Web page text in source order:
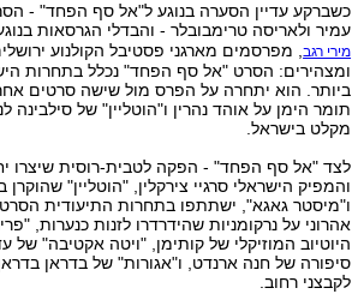
כשברקע עדיין הסערה בנוגע ל"אל סף הפחד" -
עמיר ולאריסה טרימבובלר - והבדלי הגרסאות
מירי רגב, מפרסמים מארגני פסטיבל הקולנוע
ומצהירים: הסרט "אל סף הפחד" נכלל בתחרות
ביותר. הוא יתחרה על הפרס מול שישה סרטים
תומר הימן על אוהד נהרין ו"הוטליין" של
מקלט בישראל.
לצד "אל סף הפחד" - הפקה לטבית-רוסית שיצרו
והמפיק הישראלי סרגיי צירקלין, "הוטליין"
ו"מיסטר גאגא", ישתתפו בתחרות התיעודית
אהרוני על נרקומניות שהידרדרו לזנות כנערות,
היוטיוב המוזיקלי של קותימן, "ויטה אקטיבה"
סיפורה של חנה ארנדט, ו"אגורות" של בדראן
לקבצני רחוב.